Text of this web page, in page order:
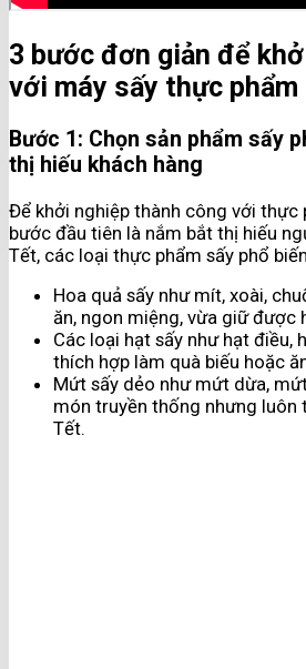
3 bước đơn giản để
với máy sấy thực phẩm
Bước 1: Chọn sản phẩm sấy
thị hiếu khách hàng
Để khởi nghiệp thành công với thực
bước đầu tiên là nắm bắt thị hiếu
Tết, các loại thực phẩm sấy phổ
Hoa quả sấy như mít, xoài,
ăn, ngon miệng, vừa giữ được
Các loại hạt sấy như hạt điều,
thích hợp làm quà biếu hoặc
Mứt sấy dẻo như mứt dừa,
món truyền thống nhưng
Tết.